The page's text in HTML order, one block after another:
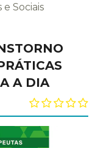
Sociais
A DIA